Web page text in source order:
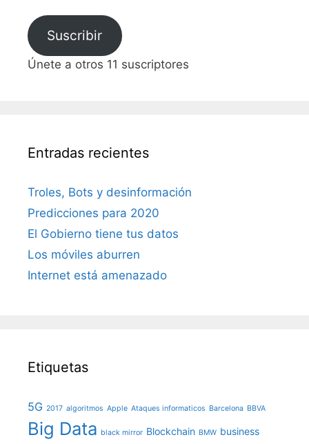
electrónico
Suscribir
Únete a otros 11 suscriptores
Entradas recientes
Troles, Bots y desinformación
Predicciones para 2020
El Gobierno tiene tus datos
Los móviles aburren
Internet está amenazado
Etiquetas
5G 2017 algoritmos Apple Ataques informaticos Barcelona BBVA
Big Data black mirror Blockchain BMW business